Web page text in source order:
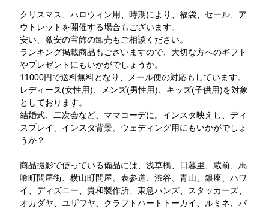
クリスマス、ハロウィン用、時期により、福袋、セール、ア
ウトレットを開催する場合もございます。
安い、激安の宝飾の卸売もご相談ください。
ランキング掲載商品もございますので、大切な方へのギフト
やプレゼントにもいかがでしょうか。
11000円で送料無料となり、メール便の対応もしています。
レディース(女性用)、メンズ(男性用)、キッズ(子供用)を対象
としております。
結婚式、二次会など、ママコーデに。インスタ映えし、ディ
スプレイ、インスタ背景、ウェディング用にもいかがでしょ
うか？
商品撮影で使っている備品には、浅草橋、日暮里、蔵前、馬
喰町問屋街、横山町問屋、表参道、渋谷、青山、銀座、ハワ
イ、ディズニー、貴和製作所、東急ハンズ、スタッカーズ、
オカダヤ、ユザワヤ、クラフトハートトーカイ、ルミネ、パ